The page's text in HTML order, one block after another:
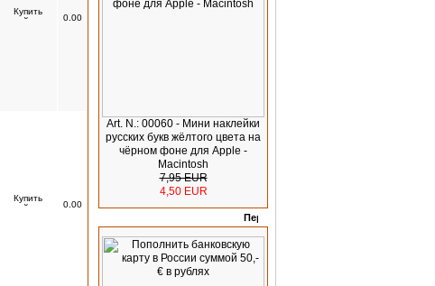
0.00
0.00
Art. N.: 00060 - Мини наклейки
русских букв жёлтого цвета на
чёрном фоне для Apple -
Macintosh
7,95 EUR
4,50 EUR